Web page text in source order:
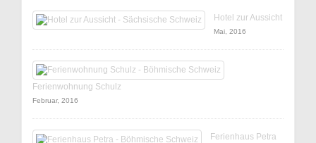
Hotel zur Aussicht
Mai, 2016
Ferienwohnung Schulz
Februar, 2016
Ferienhaus Petra